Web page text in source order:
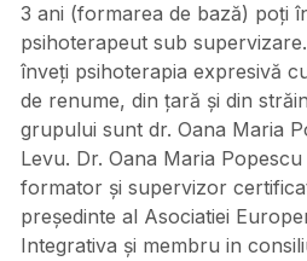
3 ani (formarea de bază) poți
psihoterapeut sub
înveți psihoterapia expresivă
de renume, din țară și din
grupului sunt dr. Oana Maria
Levu. Dr. Oana Maria
formator și supervizor
președinte al Asociatiei
Integrativa și membru in